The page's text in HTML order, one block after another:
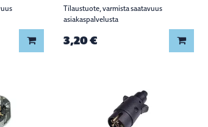
Lisää koriin
Tilaustuote, varmista saatavuus
asiakaspalvelusta
3,20 €